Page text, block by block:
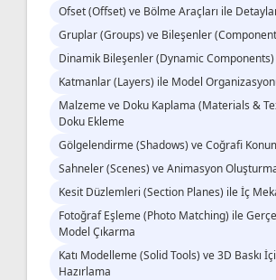
Ofset (Offset) ve Bölme Araçları ile
Gruplar (Groups) ve Bileşenler
Dinamik Bileşenler (Dynamic
Katmanlar (Layers) ile Model
Malzeme ve Doku Kaplama (Materials &
Doku Ekleme
Gölgelendirme (Shadows) ve Coğrafi
Sahneler (Scenes) ve Animasyon
Kesit Düzlemleri (Section Planes) ile İç
Fotoğraf Eşleme (Photo Matching) ile
Model Çıkarma
Katı Modelleme (Solid Tools) ve 3D Baskı
Hazırlama